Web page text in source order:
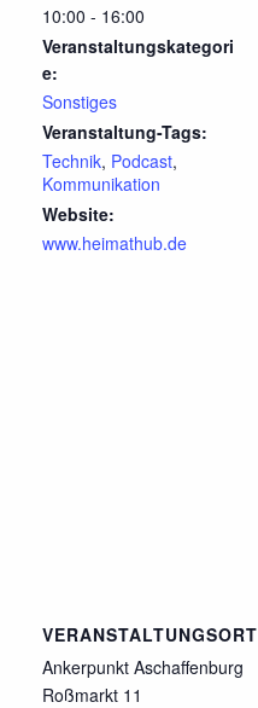
10:00 - 16:00
Veranstaltungskategori
e:
Sonstiges
Veranstaltung-Tags:
Technik, Podcast,
Kommunikation
Website:
www.heimathub.de
VERANSTALTUNGSORT
Ankerpunkt Aschaffenburg
Roßmarkt 11